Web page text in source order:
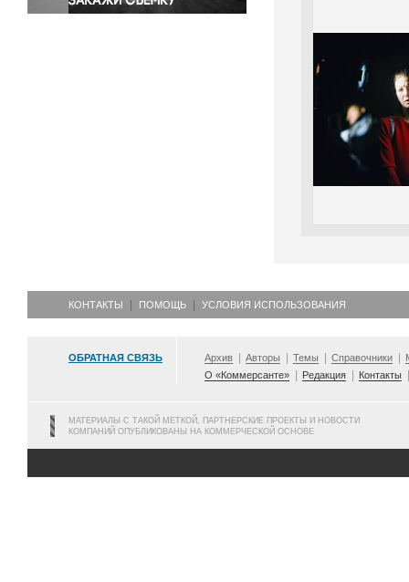
КОНТАКТЫ ПОМОЩЬ УСЛОВИЯ ИСПОЛЬЗОВАНИЯ
ОБРАТНАЯ СВЯЗЬ Архив Авторы Темы Справочники
О «Коммерсанте»
Редакция Контакты
МАТЕРИАЛЫ С ТАКОЙ МЕТКОЙ, ПАРТНЕРСКИЕ ПРОЕКТЫ И НОВОСТИ
КОМПАНИЙ ОПУБЛИКОВАНЫ НА КОММЕРЧЕСКОЙ ОСНОВЕ